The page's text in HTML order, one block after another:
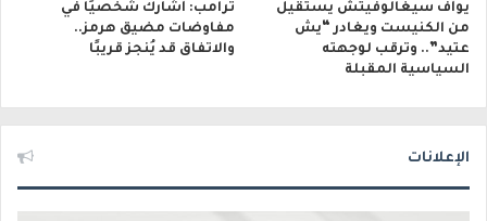
يوآف سيغالوفيتش يستقيل
من الكنيست ويغادر “يش
عتيد”.. وترقب لوجهته
السياسية المقبلة
ترامب: أشارك شخصيًا في
مفاوضات مضيق هرمز..
والاتفاق قد يُنجز قريبًا
الإعلانات